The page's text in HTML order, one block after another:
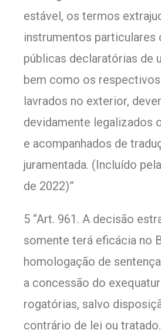
estável, os termos
instrumentos particulares
públicas declaratórias de
bem como os
lavrados no exterior,
devidamente legalizados
e acompanhados de
juramentada. (Incluído
de 2022)”
5 “Art. 961. A decisão
somente terá eficácia no
homologação de
a concessão do
rogatórias, salvo
contrário de lei ou tratado.